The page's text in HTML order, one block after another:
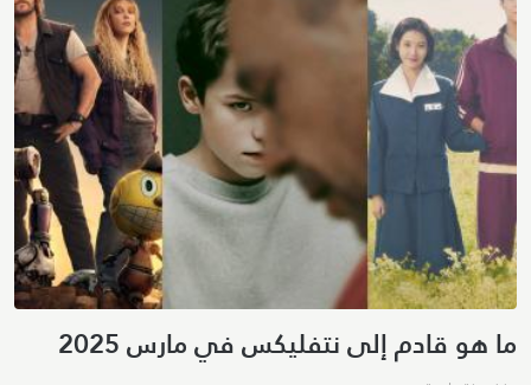
ما هو قادم إلى نتفليكس في مارس 2025